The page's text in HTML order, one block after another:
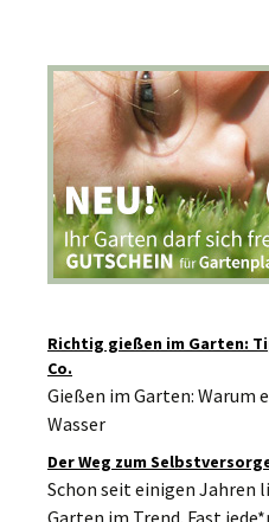
Richtig gießen im Garten:
Co.
Gießen im Garten: Warum
Wasser
Der Weg zum
Schon seit einigen Jahren